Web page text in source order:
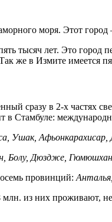
моря. Этот
тысяч лет. Это
же в Измите имеется
сразу в 2-х частях
Стамбуле:
Ушак, Афьонкарахисар,
Болу, Дюздже,
провинций:
млн. из них проживают,